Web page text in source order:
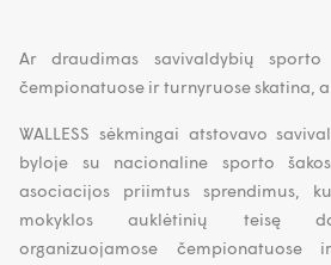
Ar draudimas savivaldybių sporto
čempionatuose ir turnyruose skatina,
WALLESS sėkmingai atstovavo
byloje su nacionaline sporto
asociacijos priimtus sprendimus,
mokyklos auklėtinių teisę
organizuojamose čempionatuose